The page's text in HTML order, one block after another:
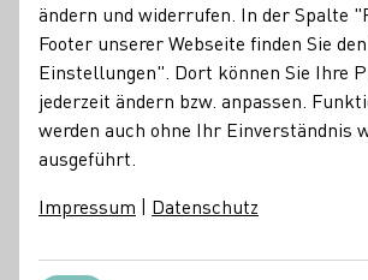
Wandert gemeinsam mit Pauline und
den Alpakas durch die Weinberge in und
Anschluss verkosten wir gemeinsam auf
Weine mit Blick auf ihren
Vinothek 🍷🌺 Weitere Informationen
zur Anmeldung findet ihr Online 🧘🏽‍♀️wir
Euch !🍇 PS. Es gibt natürlich auch eine
ändern und widerrufen. In der Spalte
Footer unserer Webseite finden Sie
Einstellungen". Dort können Sie Ihre
jederzeit ändern bzw. anpassen.
werden auch ohne Ihr Einverständnis
ausgeführt.
Impressum | Datenschutz